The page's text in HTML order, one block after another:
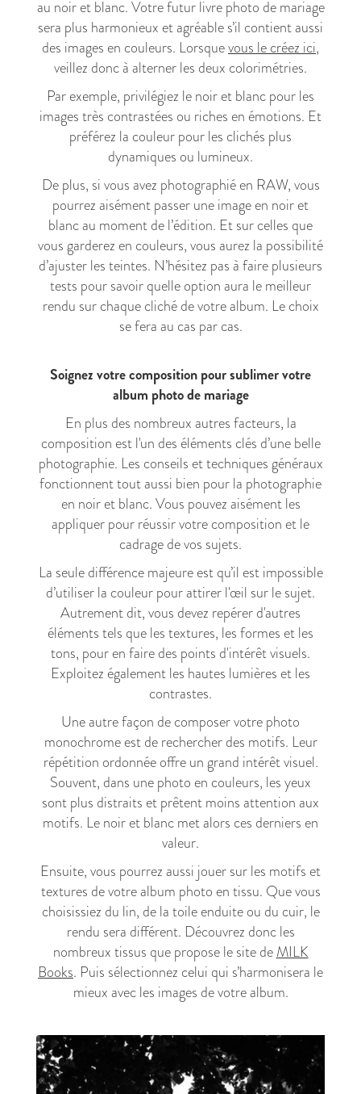
au noir et blanc. Votre futur livre photo de mariage
sera plus harmonieux et agréable s’il contient aussi
des images en couleurs. Lorsquevous le créez ici,
veillez donc à alterner les deux colorimétries.
Par exemple, privilégiez le noir et blanc pour les
images très contrastées ou riches en émotions. Et
préférez la couleur pour les clichés plus
dynamiques ou lumineux.
De plus, si vous avez photographié en RAW, vous
pourrez aisément passer une image en noir et
blanc au moment de l’édition. Et sur celles que
vous garderez en couleurs, vous aurez la possibilité
d’ajuster les teintes. N’hésitez pas à faire plusieurs
tests pour savoir quelle option aura le meilleur
rendu sur chaque cliché de votre album. Le choix
se fera au cas par cas.
Soignez votre composition pour sublimer votre
album photo de mariage
En plus des nombreux autres facteurs, la
composition est l'un des éléments clés d’une belle
photographie. Les conseils et techniques généraux
fonctionnent tout aussi bien pour la photographie
en noir et blanc. Vous pouvez aisément les
appliquer pour réussir votre composition et le
cadrage de vos sujets.
La seule différence majeure est qu’il est impossible
d’utiliser la couleur pour attirer l'œil sur le sujet.
Autrement dit, vous devez repérer d'autres
éléments tels que les textures, les formes et les
tons, pour en faire des points d'intérêt visuels.
Exploitez également les hautes lumières et les
contrastes.
Une autre façon de composer votre photo
monochrome est de rechercher des motifs. Leur
répétition ordonnée offre un grand intérêt visuel.
Souvent, dans une photo en couleurs, les yeux
sont plus distraits et prêtent moins attention aux
motifs. Le noir et blanc met alors ces derniers en
valeur.
Ensuite, vous pourrez aussi jouer sur les motifs et
textures de votre album photo en tissu. Que vous
choisissiez du lin, de la toile enduite ou du cuir, le
rendu sera différent. Découvrez donc les
nombreux tissus que propose le site deMILK
Books. Puis sélectionnez celui qui s’harmonisera le
mieux avec les images de votre album.